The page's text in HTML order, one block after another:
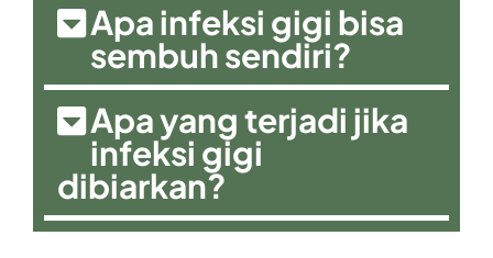
Apa infeksi gigi bisa
sembuh sendiri?
Apa yang terjadi jika
infeksi gigi
dibiarkan?